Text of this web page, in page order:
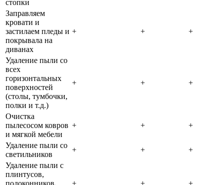
стопки
Заправляем
кровати и
застилаем пледы и
покрывала на
диванах
+ + +
Удаление пыли со
всех
горизонтальных
поверхностей
(столы, тумбочки,
полки и т.д.)
+ + +
Очистка
пылесосом ковров
и мягкой мебели
+ + +
Удаление пыли со
светильников
+ +
+
Удаление пыли с
плинтусов,